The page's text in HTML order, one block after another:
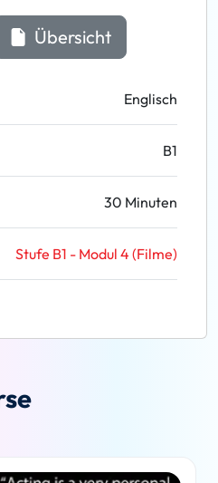
Übersicht
Englisch
B1
30 Minuten
Stufe B1 - Modul 4 (Filme)